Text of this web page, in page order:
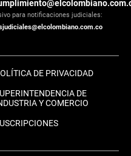
para notificaciones judiciales:
DE PRIVACIDAD
DE
Y COMERCIO